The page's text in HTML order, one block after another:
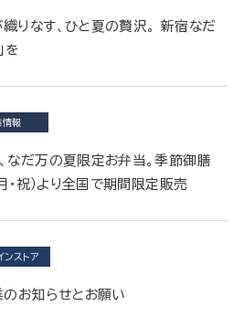
りなす、ひと夏の贅沢。 新宿なだ
を
情報
なだ万の夏限定お弁当。季節御膳
・祝）より全国で期間限定販売
ンストア
のお知らせとお願い